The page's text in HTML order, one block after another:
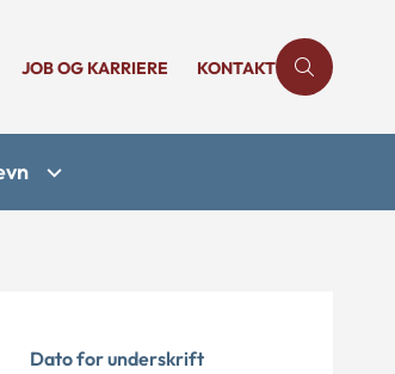
JOB OG KARRIERE KONTAKT
Dato for underskrift